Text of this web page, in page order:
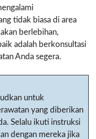
tidak biasa di area
berlebihan,
adalah berkonsultasi
Anda segera.
untuk
yang diberikan
Selalu ikuti instruksi
dengan mereka jika